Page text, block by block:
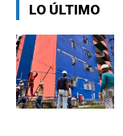
LO ÚLTIMO